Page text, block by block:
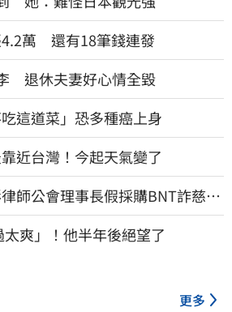
萬 還有18筆錢連發
退休夫妻好心情全毀
這道菜」恐多種癌上身
近台灣！今起天氣變了
師公會理事長假採購BNT詐慈濟
黃金
爽」！他半年後絕望了
更多